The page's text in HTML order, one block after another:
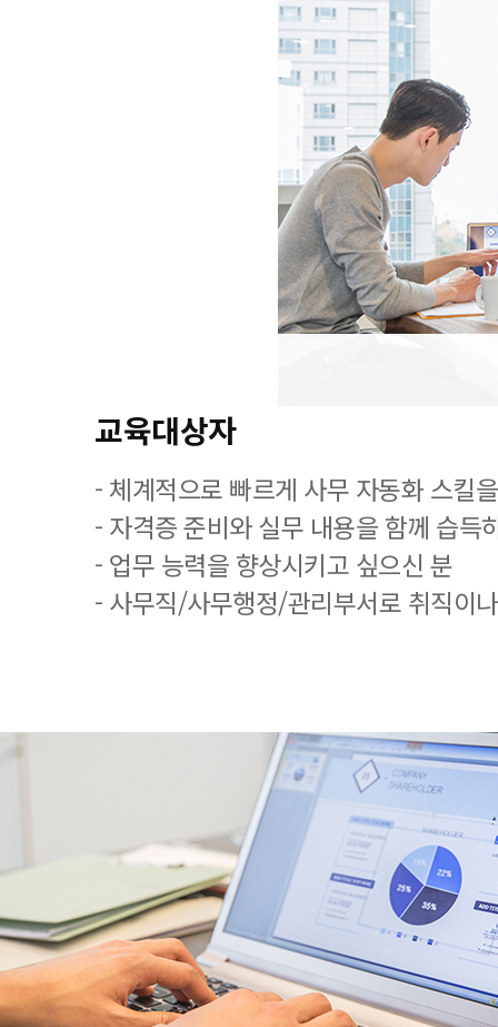
교육대상자
- 체계적으로 빠르게 사무 자동화 스킬
- 자격증 준비와 실무 내용을 함께 습득
- 업무 능력을 향상시키고 싶으신 분
- 사무직/사무행정/관리부서로 취직이